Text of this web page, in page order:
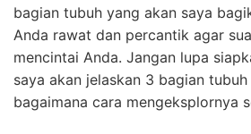
bagian tubuh yang akan saya
Anda rawat dan percantik agar
mencintai Anda. Jangan lupa
saya akan jelaskan 3 bagian
bagaimana cara mengeksplornya